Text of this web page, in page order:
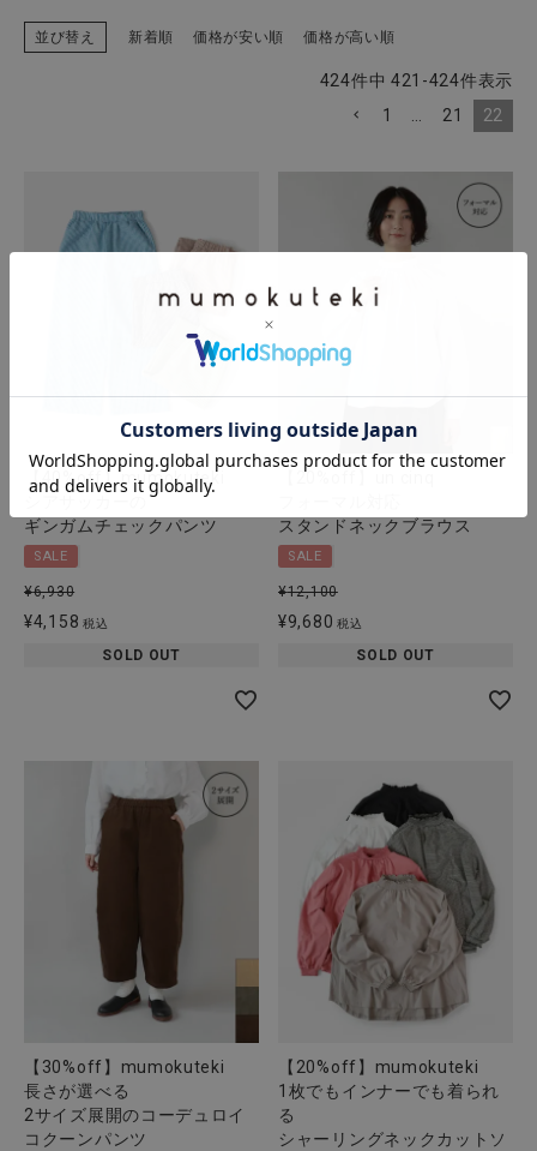
並び替え 新着順 価格が安い順 価格が高い順
424件中 421 -424件表示
1
21 22
【40%off】mumokuteki
ギンガムチェックパンツ
SALE
¥6,930
¥4,158 税込
SOLD OUT
【20%off】un cinq
スタンドネックブラウス
SALE
¥12,100
¥9,680 税込
SOLD OUT
【30%off】mumokuteki
長さが選べる
2サイズ展開のコーデュロイ
コクーンパンツ
【20%off】mumokuteki
1枚でもインナーでも着られ
る
シャーリングネックカットソ